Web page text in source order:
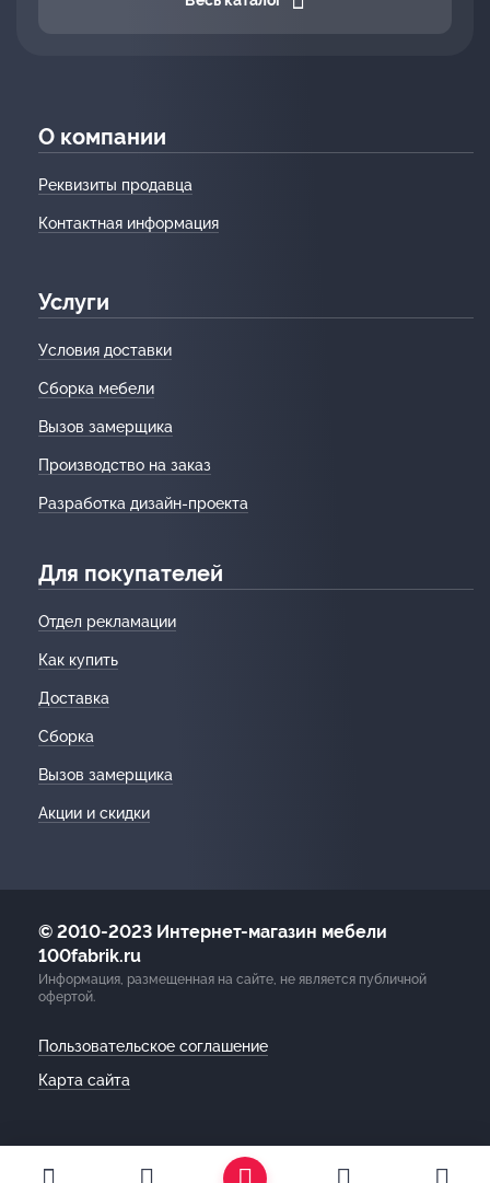
О компании
Реквизиты продавца
Контактная информация
Услуги
Условия доставки
Сборка мебели
Вызов замерщика
Производство на заказ
Разработка дизайн-проекта
Для покупателей
Отдел рекламации
Как купить
Доставка
Сборка
Вызов замерщика
Акции и скидки
© 2010-2023 Интернет-магазин мебели
100fabrik.ru
Информация, размещенная на сайте, не является публичной
офертой.
Пользовательское соглашение
Карта сайта